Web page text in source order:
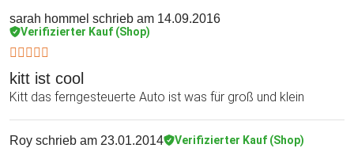
sarah hommel schrieb am 14.09.2016
Verifizierter Kauf (Shop)
kitt ist cool
Kitt das ferngesteuerte Auto ist was für groß und klein
Roy schrieb am 23.01.2014 Verifizierter Kauf (Shop)